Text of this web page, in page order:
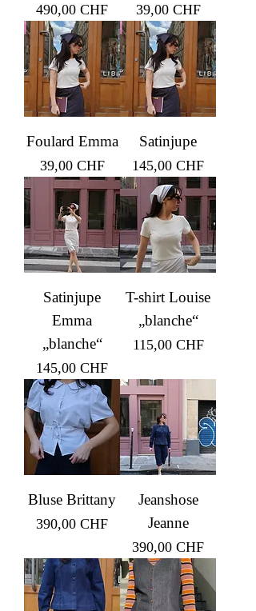
Prix
490,00 CHF Prix
39,00 CHF
Foulard Emma
Prix
39,00 CHF
Satinjupe
Prix
145,00 CHF
Satinjupe
Emma
„blanche“
Prix
145,00 CHF
T-shirt Louise
„blanche“
Prix
115,00 CHF
Bluse Brittany
Prix
390,00 CHF
Jeanshose
Jeanne
Prix
390,00 CHF